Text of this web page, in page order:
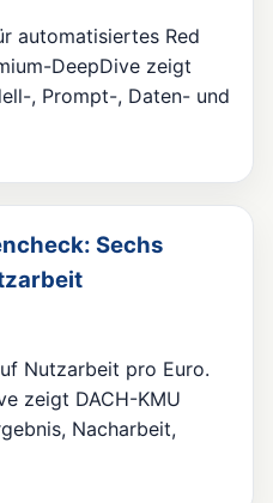
automatisiertes Red
DeepDive zeigt
, Prompt-, Daten- und
Sechs
Nutzarbeit pro Euro.
zeigt DACH-KMU
Nacharbeit,